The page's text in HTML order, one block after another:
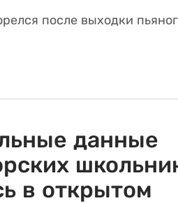
после выходки
данные
в открытом